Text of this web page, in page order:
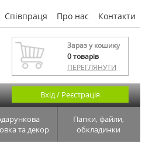
Співпраця Про нас Контакти
Зараз у кошику
0товарів
ПЕРЕГЛЯНУТИ
Вхід / Реєстрація
та декор
Папки, файли,
обкладинки